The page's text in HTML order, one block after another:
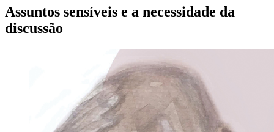
Assuntos sensíveis e a necessidade da
discussão